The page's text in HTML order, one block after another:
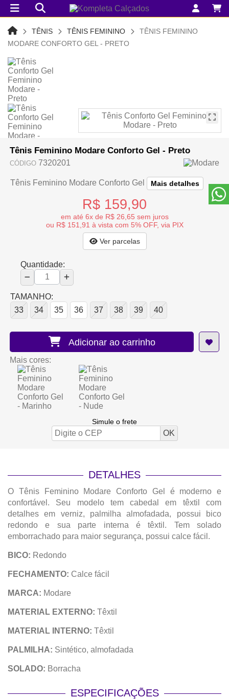
TÊNIS TÊNIS FEMININO
TÊNIS FEMININO
MODARE CONFORTO GEL - PRETO
Tênis Feminino Modare Conforto Gel - Preto
CÓDIGO 7320201
Tênis Feminino Modare Conforto Gel Mais detalhes
R$ 159,90
em até 6x de R$ 26,65 sem juros
ou R$ 151,91 à vista com 5% OFF, via PIX
Ver parcelas
Quantidade:
TAMANHO:
33
34 35 36 37 38 39 40
Adicionar ao carrinho
Mais cores:
Simule o frete
DETALHES
O Tênis Feminino Modare Conforto Gel é moderno e
confortável. Seu modelo tem cabedal em têxtil com
detalhes em verniz, palmilha almofadada, possui bico
redondo e sua parte interna é têxtil. Tem solado
emborrachado para maior segurança, possui calce fácil.
BICO: Redondo
FECHAMENTO: Calce fácil
MARCA: Modare
MATERIAL EXTERNO: Têxtil
MATERIAL INTERNO: Têxtil
PALMILHA: Sintético, almofadada
SOLADO: Borracha
ESPECIFICAÇÕES